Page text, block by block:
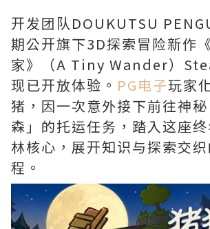
开发团队DOUKUTSU
期公开旗下3D探索冒险新作
家》（A Tiny Wander）
现已开放体验。 PG电子玩家
猪，因一次意外接下前往神
森」的托运任务，踏入这座
林核心，展开知识与探索交
程。